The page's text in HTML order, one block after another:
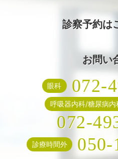
診察予約は
お問い
眼科 072-
呼吸器内科/糖尿病
072-
診療時間外 050-